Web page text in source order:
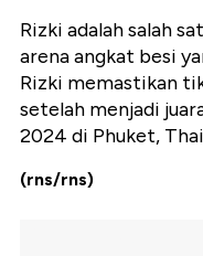
Rizki adalah salah
arena angkat besi
Rizki memastikan
setelah menjadi
2024 di Phuket,
(rns/rns)